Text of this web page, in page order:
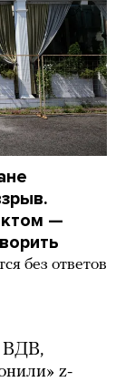
—
без ответов
ВДВ,
z-